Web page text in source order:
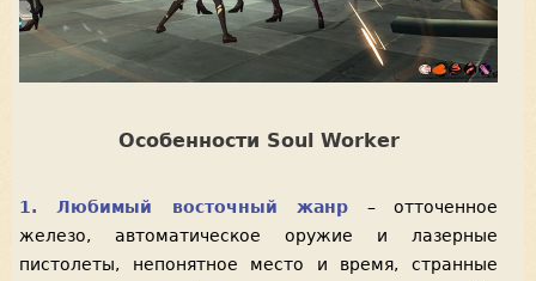
Особенности Soul Worker
1. Любимый восточный жанр – отточенное
железо, автоматическое оружие и лазерные
пистолеты, непонятное место и время, странные